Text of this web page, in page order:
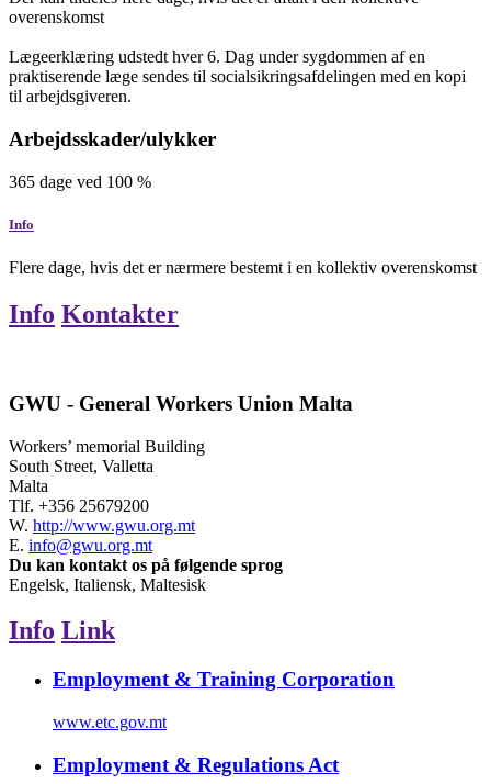
overenskomst
Lægeerklæring udstedt hver 6. Dag under sygdommen af en
praktiserende læge sendes til socialsikringsafdelingen med en kopi
til arbejdsgiveren.
Arbejdsskader/ulykker
365 dage ved 100 %
Info
Flere dage, hvis det er nærmere bestemt i en kollektiv overenskomst
Info Kontakter
GWU - General Workers Union Malta
Workers’ memorial Building
South Street, Valletta
Malta
Tlf. +356 25679200
W. http://www.gwu.org.mt
E. info@gwu.org.mt
Du kan kontakt os på følgende sprog
Engelsk, Italiensk, Maltesisk
Info Link
Employment & Training Corporation
www.etc.gov.mt
Employment & Regulations Act